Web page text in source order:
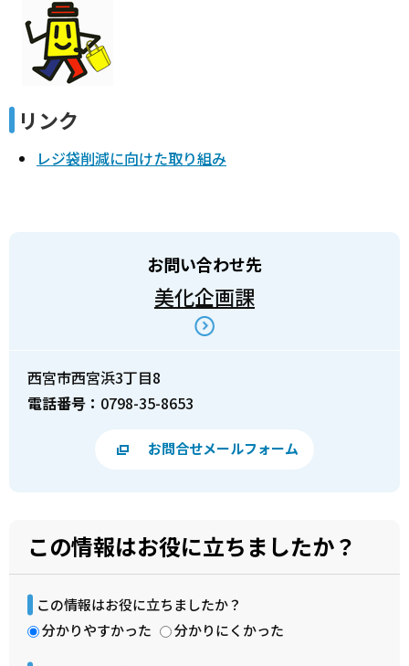
リンク
レジ袋削減に向けた取り組み
お問い合わせ先
美化企画課
西宮市西宮浜3丁目8
電話番号： 0798-35-8653
お問合せメールフォーム
この情報はお役に立ちましたか？
この情報はお役に立ちましたか？
分かりやすかった
分かりにくかった